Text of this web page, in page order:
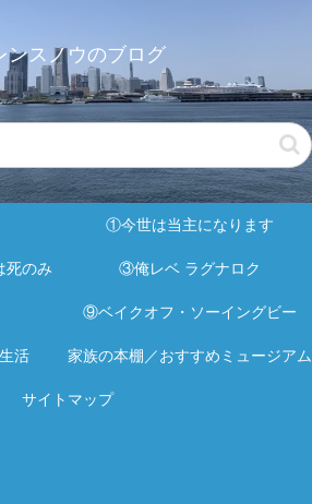
ンスノウのブログ
①今世は当主になります
死のみ ③俺レベ ラグナロク
⑨ベイクオフ・ソーイングビー
活 家族の本棚／おすすめミュージアム
サイトマップ